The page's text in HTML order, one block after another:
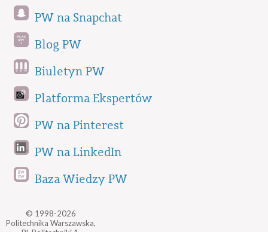
PW na Snapchat
Blog PW
Biuletyn PW
Platforma Ekspertów
PW na Pinterest
PW na LinkedIn
Baza Wiedzy PW
© 1998-2026
Politechnika Warszawska,